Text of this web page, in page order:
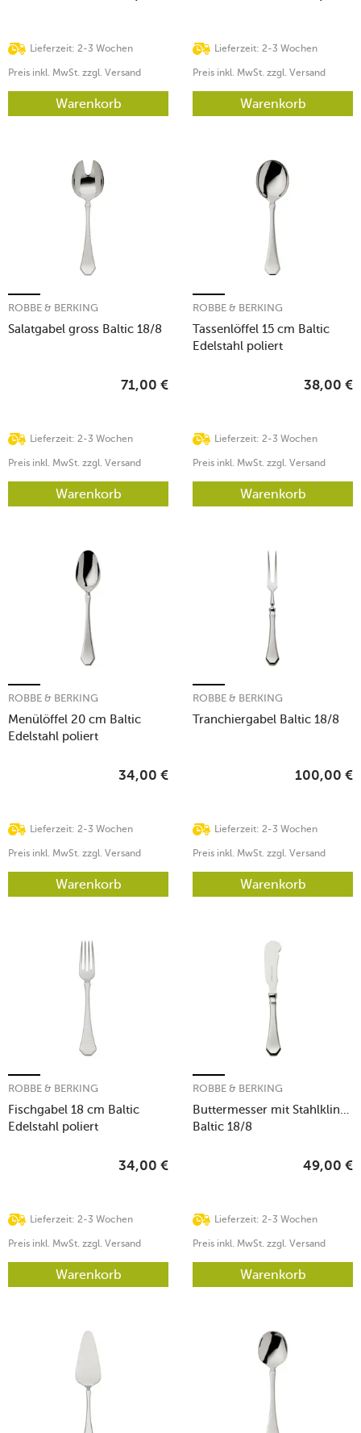
Lieferzeit: 2-3 Wochen
Preis inkl. MwSt. zzgl. Versand
Warenkorb
Lieferzeit: 2-3 Wochen
Preis inkl. MwSt. zzgl. Versand
Warenkorb
Salatgabel gross Baltic 18/8
ROBBE & BERKING
Lieferzeit: 2-3 Wochen
71,00 €
Preis inkl. MwSt. zzgl. Versand
Warenkorb
Tassenlöffel 15 cm Baltic
Edelstahl poliert
ROBBE & BERKING
Lieferzeit: 2-3 Wochen
38,00 €
Preis inkl. MwSt. zzgl. Versand
Warenkorb
Menülöffel 20 cm Baltic
Edelstahl poliert
ROBBE & BERKING
Lieferzeit: 2-3 Wochen
34,00 €
Preis inkl. MwSt. zzgl. Versand
Warenkorb
Tranchiergabel Baltic 18/8
ROBBE & BERKING
Lieferzeit: 2-3 Wochen
100,00 €
Preis inkl. MwSt. zzgl. Versand
Warenkorb
Fischgabel 18 cm Baltic
Edelstahl poliert
ROBBE & BERKING
Lieferzeit: 2-3 Wochen
34,00 €
Preis inkl. MwSt. zzgl. Versand
Warenkorb
Buttermesser mit Stahlklinge
Baltic 18/8
ROBBE & BERKING
Lieferzeit: 2-3 Wochen
49,00 €
Preis inkl. MwSt. zzgl. Versand
Warenkorb